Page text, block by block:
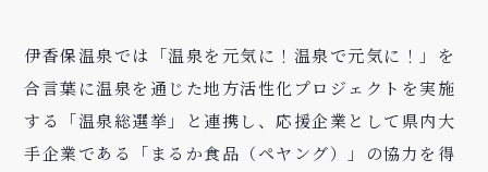
伊香保温泉では「温泉を元気に！温泉で元気に！」を
合言葉に温泉を通じた地方活性化プロジェクトを実施
する「温泉総選挙」と連携し、応援企業として県内大
手企業である「まるか食品（ペヤング）」の協力を得